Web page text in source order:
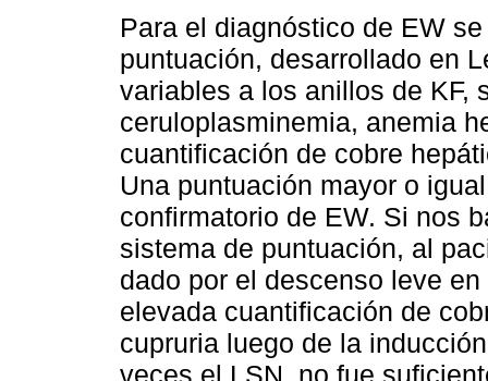
Para el diagnóstico de EW
puntuación, desarrollado en
variables a los anillos de KF,
ceruloplasminemia, anemia
cuantificación de cobre
Una puntuación mayor o
confirmatorio de EW. Si nos
sistema de puntuación, al
dado por el descenso leve
elevada cuantificación de
cupruria luego de la
veces el LSN, no fue